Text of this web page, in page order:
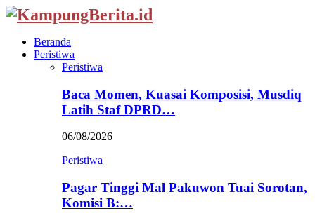
Beranda
Peristiwa
Peristiwa
Baca Momen, Kuasai Komposisi, Musdiq
Latih Staf DPRD…
06/08/2026
Peristiwa
Pagar Tinggi Mal Pakuwon Tuai Sorotan,
Komisi B:…